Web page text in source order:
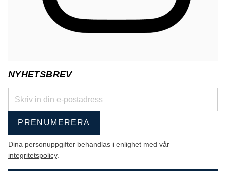
NYHETSBREV
PRENUMERERA
Dina personuppgifter behandlas i enlighet med vår
integritetspolicy.